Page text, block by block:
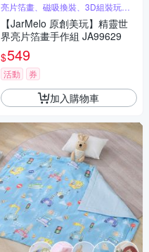
亮片箔畫、磁吸換裝、3D組裝玩法
一次滿足
【JarMelo 原創美玩】精靈世
界亮片箔畫手作組 JA99629
$549
活動 券
加入購物車